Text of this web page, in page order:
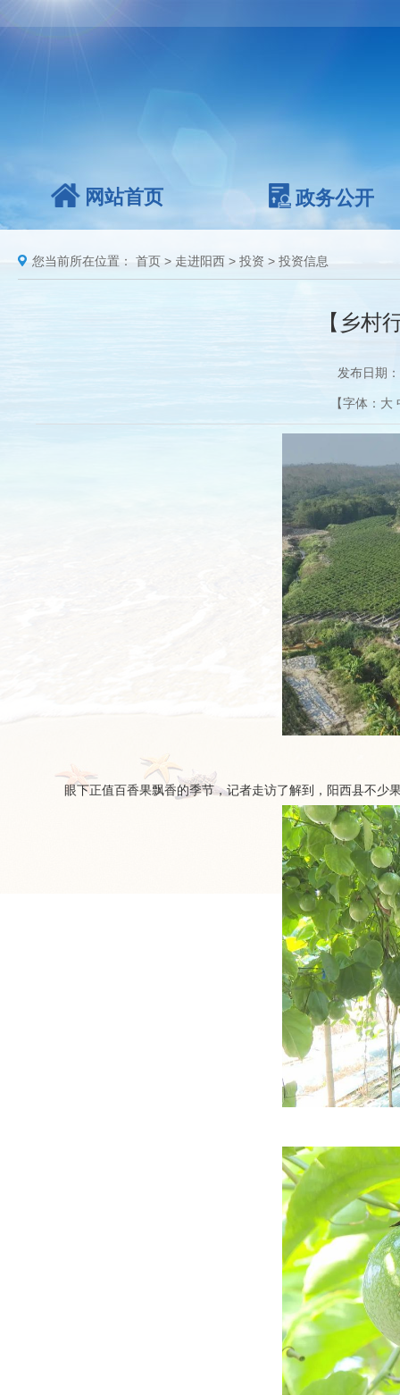
网站首页 政务公开
您当前所在位置： 首页 > 走进阳西 > 投资 > 投资信息
【乡村
发布日期
【字体： 大
眼下正值百香果飘香的季节，记者走访了解到，阳西县不少